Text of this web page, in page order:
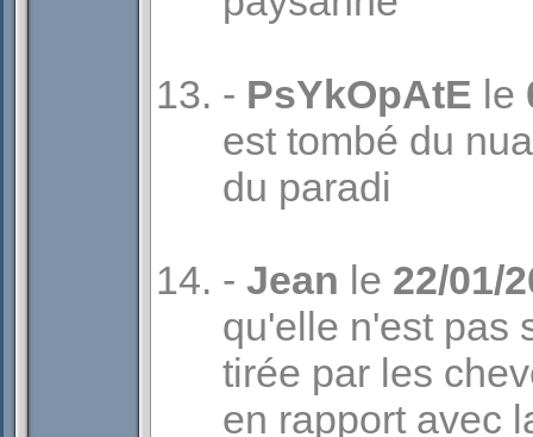
- PsYkOpAtE le
est tombé du
du paradi
- Jean le 22/01/
qu'elle n'est pas
tirée par les
en rapport avec